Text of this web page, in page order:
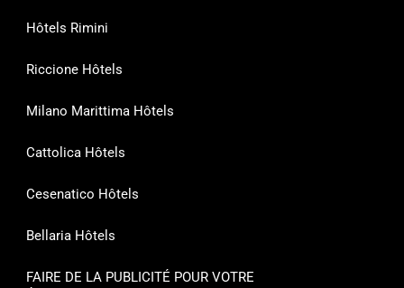
Hôtels Rimini
Riccione Hôtels
Milano Marittima Hôtels
Cattolica Hôtels
Cesenatico Hôtels
Bellaria Hôtels
FAIRE DE LA PUBLICITÉ POUR VOTRE